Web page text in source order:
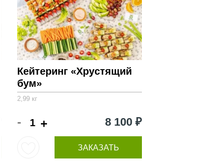
Кейтеринг «Хрустящий
бум»
2,99 кг
- + 8 100 ₽
ЗАКАЗАТЬ